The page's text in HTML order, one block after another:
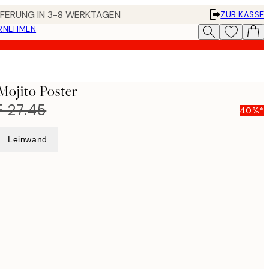
IN 3-8 WERKTAGEN
ZUR KASSE
Poster
27.45 40%*
Leinwand